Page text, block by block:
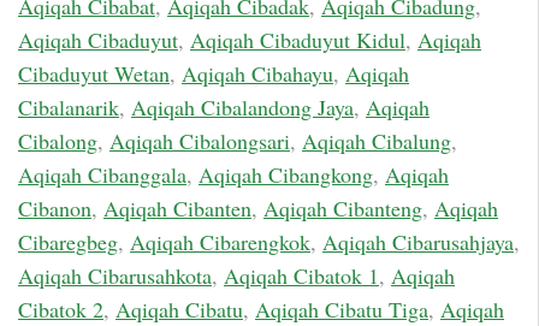
Aqiqah Cibabat, Aqiqah Cibadak, Aqiqah Cibadung,
Aqiqah Cibaduyut, Aqiqah Cibaduyut Kidul, Aqiqah
Cibaduyut Wetan, Aqiqah Cibahayu, Aqiqah
Cibalanarik, Aqiqah Cibalandong Jaya, Aqiqah
Cibalong, Aqiqah Cibalongsari, Aqiqah Cibalung,
Aqiqah Cibanggala, Aqiqah Cibangkong, Aqiqah
Cibanon, Aqiqah Cibanten, Aqiqah Cibanteng, Aqiqah
Cibaregbeg, Aqiqah Cibarengkok, Aqiqah Cibarusahjaya,
Aqiqah Cibarusahkota, Aqiqah Cibatok 1, Aqiqah
Cibatok 2, Aqiqah Cibatu, Aqiqah Cibatu Tiga, Aqiqah